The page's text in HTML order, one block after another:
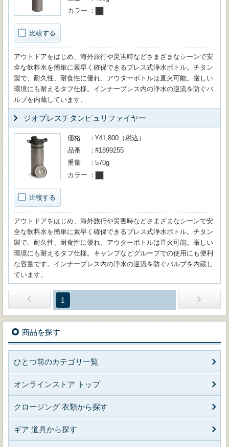
比較する
カラー
アウトドアをはじめ、海外旅行や災害時などさまざまなシーンで安
全な飲料水を簡単に素早く確保できるプレス式浄水ボトル。チタン
製で、耐久性、耐食性に優れ、アウターボトルは直火可能。厳しい
環境にも耐えるタフ仕様。インナープレス内の浄水の逆流を防ぐバ
ルブを内蔵しています。
ジオプレスチタンピュリファイヤー
比較する
価格
¥41,800（税込）
品番
#1899255
重量
570g
カラー
アウトドアをはじめ、海外旅行や災害時などさまざまなシーンで安
全な飲料水を簡単に素早く確保できるプレス式浄水ボトル。チタン
製で、耐久性、耐食性に優れ、アウターボトルは直火可能。厳しい
環境にも耐えるタフ仕様。キャンプなどグループでの使用にも便利
な容量です。インナープレス内の浄水の逆流を防ぐバルブを内蔵し
ています。
1
商品を探す
ひとつ前のカテゴリ一覧
オンラインストア トップ
クロージング 衣類から探す
ギア 道具から探す